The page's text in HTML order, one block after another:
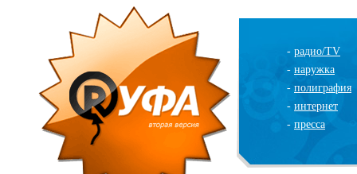
- радио/TV
- наружка
- полиграфия
- интернет
- пресса